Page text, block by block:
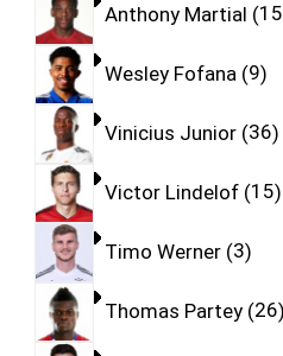
Anthony Martial 15
Wesley Fofana 9
Vinicius Junior 36
Victor Lindelof 15
Timo Werner 3
Thomas Partey 26